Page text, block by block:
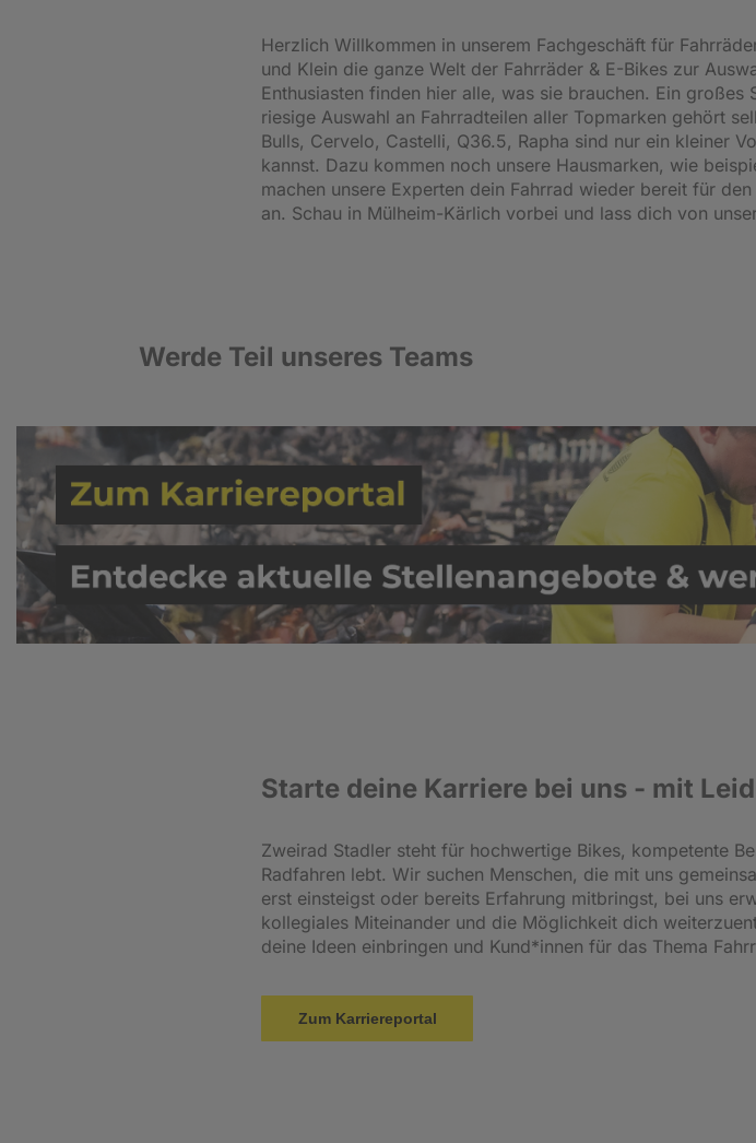
Herzlich Willkommen in unserem Fachgeschäft für
und Klein die ganze Welt der Fahrräder & E-Bikes zur
Enthusiasten finden hier alle, was sie brauchen. Ein
riesige Auswahl an Fahrradteilen aller Topmarken gehört
Bulls, Cervelo, Castelli, Q36.5, Rapha sind nur ein kleiner
kannst. Dazu kommen noch unsere Hausmarken, wie
machen unsere Experten dein Fahrrad wieder bereit für
an. Schau in Mülheim-Kärlich vorbei und lass dich von
Werde Teil unseres Teams
Starte deine Karriere bei uns - mit
Zweirad Stadler steht für hochwertige Bikes, kompetente
Radfahren lebt. Wir suchen Menschen, die mit uns
erst einsteigst oder bereits Erfahrung mitbringst, bei uns
kollegiales Miteinander und die Möglichkeit dich
deine Ideen einbringen und Kund*innen für das Thema
Zum Karriereportal